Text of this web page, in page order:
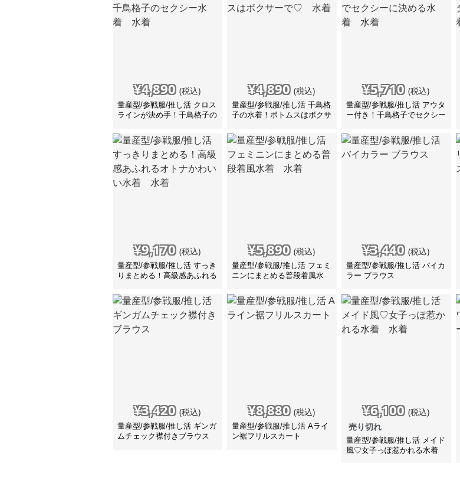
¥4,890 (税込)
量産型/参戦服/推し活 クロス
ラインが決め手！千鳥格子の
¥4,890 (税込)
量産型/参戦服/推し活 千鳥格
子の水着！ボトムスはボクサ
¥5,710 (税込)
量産型/参戦服/推し活 アウタ
ー付き！千鳥格子でセクシー
¥9,170 (税込)
量産型/参戦服/推し活 すっき
りまとめる！高級感あふれる
¥5,890 (税込)
量産型/参戦服/推し活 フェミ
ニンにまとめる普段着風水
¥3,440 (税込)
量産型/参戦服/推し活 バイカ
ラー ブラウス
¥3,420 (税込)
量産型/参戦服/推し活 ギンガ
ムチェック襟付きブラウス
¥8,880 (税込)
量産型/参戦服/推し活 Aライ
ン裾フリルスカート
¥6,100 (税込)
売り切れ
量産型/参戦服/推し活 メイド
風♡女子っぽ惹かれる水着